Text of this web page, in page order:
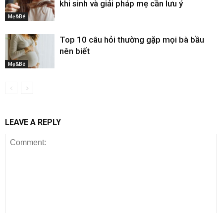
Mẹ&Bé
khi sinh và giải pháp mẹ cần lưu ý
Mẹ&Bé
Top 10 câu hỏi thường gặp mọi bà bầu
nên biết
LEAVE A REPLY